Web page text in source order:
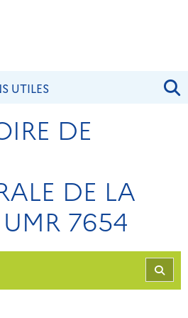
UTILES
DE
DE LA
UMR 7654